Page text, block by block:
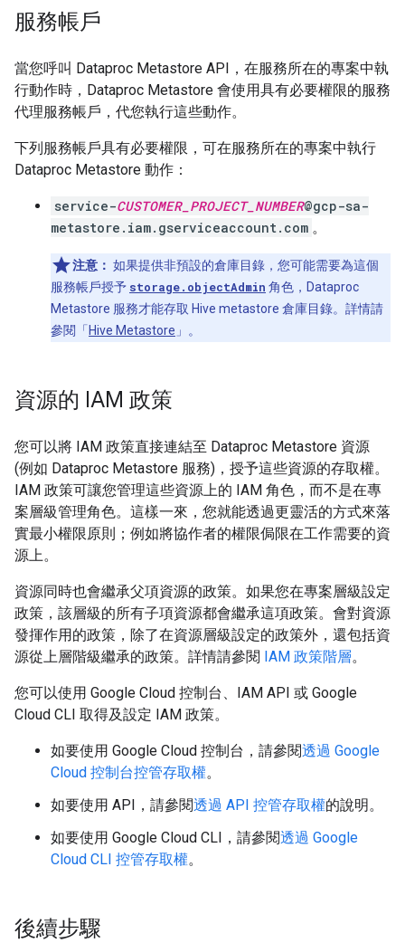
服務帳戶
當您呼叫 Dataproc Metastore API，在服務所在的專案中執
行動作時，Dataproc Metastore 會使用具有必要權限的服務
代理服務帳戶，代您執行這些動作。
下列服務帳戶具有必要權限，可在服務所在的專案中執行
Dataproc Metastore 動作：
service-CUSTOMER_PROJECT_NUMBER@gcp-sa-
metastore.iam.gserviceaccount.com 。
注意： 如果提供非預設的倉庫目錄，您可能需要為這個
服務帳戶授予 storage.objectAdmin 角色，Dataproc
Metastore 服務才能存取 Hive metastore 倉庫目錄。詳情請
參閱「 Hive Metastore 」。
資源的 IAM 政策
您可以將 IAM 政策直接連結至 Dataproc Metastore 資源
(例如 Dataproc Metastore 服務)，授予這些資源的存取權。
IAM 政策可讓您管理這些資源上的 IAM 角色，而不是在專
案層級管理角色。這樣一來，您就能透過更靈活的方式來落
實最小權限原則；例如將協作者的權限侷限在工作需要的資
源上。
資源同時也會繼承父項資源的政策。如果您在專案層級設定
政策，該層級的所有子項資源都會繼承這項政策。會對資源
發揮作用的政策，除了在資源層級設定的政策外，還包括資
源從上層階級繼承的政策。詳情請參閱 IAM 政策階層。
您可以使用 Google Cloud 控制台、IAM API 或 Google
Cloud CLI 取得及設定 IAM 政策。
如要使用 Google Cloud 控制台，請參閱透過 Google
Cloud 控制台控管存取權。
如要使用 API，請參閱透過 API 控管存取權的說明。
如要使用 Google Cloud CLI，請參閱透過 Google
Cloud CLI 控管存取權。
後續步驟